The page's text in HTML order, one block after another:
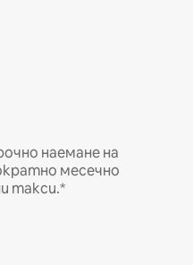
наемане на
месечно
такси.*